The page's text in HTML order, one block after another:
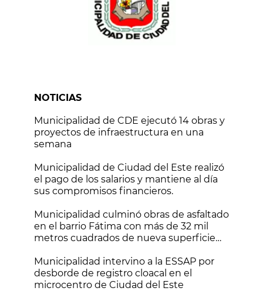
NOTICIAS
Municipalidad de CDE ejecutó 14 obras y
proyectos de infraestructura en una
semana
Municipalidad de Ciudad del Este realizó
el pago de los salarios y mantiene al día
sus compromisos financieros.
Municipalidad culminó obras de asfaltado
en el barrio Fátima con más de 32 mil
metros cuadrados de nueva superficie
Municipalidad intervino a la ESSAP por
desborde de registro cloacal en el
microcentro de Ciudad del Este